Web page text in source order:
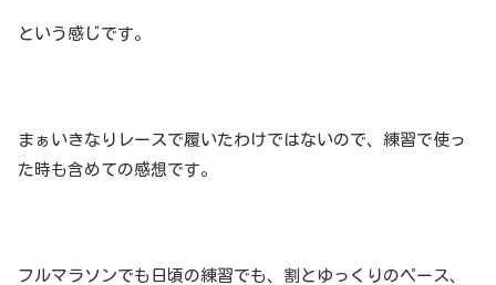
という感じです。
まぁいきなりレースで履いたわけではないので、練習で使っ
た時も含めての感想です。
フルマラソンでも日頃の練習でも、割とゆっくりのペース、